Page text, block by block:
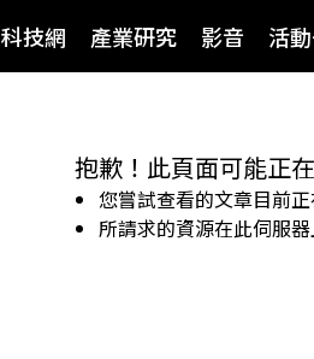
科技網 產業研究 影音 活
抱歉！此頁面可能正
您嘗試查看的文章目前
所請求的資源在此伺服器